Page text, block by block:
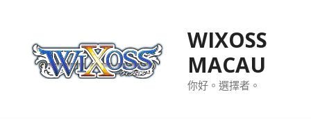
WIXOSS
MACAU
你好。選擇者。